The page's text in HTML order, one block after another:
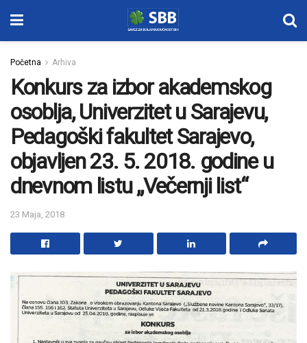
Početna Arhiva
Konkurs za izbor akademskog
osoblja, Univerzitet u Sarajevu,
Pedagoški fakultet Sarajevo,
objavljen 23. 5. 2018. godine u
dnevnom listu „Večernji list“
23 Maja, 2018